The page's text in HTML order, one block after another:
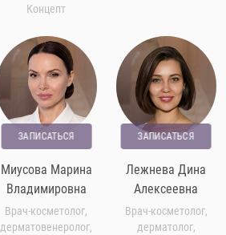
Концепт
ЗАПИСАТЬСЯ
Миусова Марина
Владимировна
Врач-косметолог,
дерматовенеролог,
ЗАПИСАТЬСЯ
Лежнева Дина
Алексеевна
Врач-косметолог,
дерматолог,